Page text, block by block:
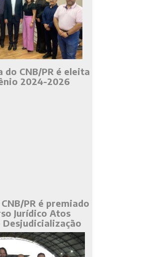
CNB/PR é eleita
2024-2026
PR é premiado
Jurídico Atos